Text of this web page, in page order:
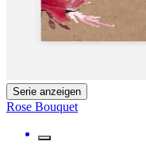
Serie anzeigen
Rose Bouquet